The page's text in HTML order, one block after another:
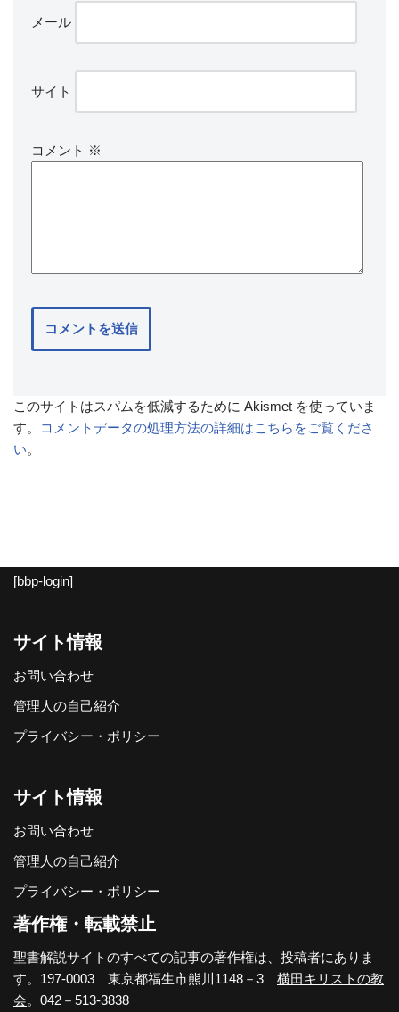
メール
サイト
コメント ※
このサイトはスパムを低減するために Akismet を使っていま
す。
コメントデータの処理方法の詳細はこちらをご覧くださ
い。
[bbp-login]
サイト情報
お問い合わせ
管理人の自己紹介
プライバシー・ポリシー
サイト情報
お問い合わせ
管理人の自己紹介
プライバシー・ポリシー
著作権・転載禁止
聖書解説サイトのすべての記事の著作権は、投稿者にありま
す。197-0003 東京都福生市熊川1148－3 横田キリストの教
会。042－513-3838